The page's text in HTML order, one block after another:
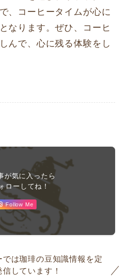
、コーヒータイムが心に
なります。ぜひ、コーヒ
んで、心に残る体験をし
が気に入ったら
ローしてね！
Follow Me
は珈琲の豆知識情報を定
しています！